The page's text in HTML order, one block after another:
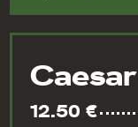
Caesar
12.50 €